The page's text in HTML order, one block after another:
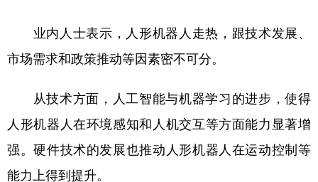
业内人士表示，人形机器人走热，跟技术发展、
市场需求和政策推动等因素密不可分。
从技术方面，人工智能与机器学习的进步，使得
人形机器人在环境感知和人机交互等方面能力显著增
强。硬件技术的发展也推动人形机器人在运动控制等
能力上得到提升。